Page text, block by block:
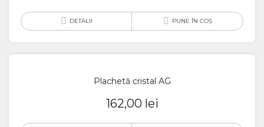
DETALII PUNE ÎN COȘ
Plachetă cristal AG
162,00 lei